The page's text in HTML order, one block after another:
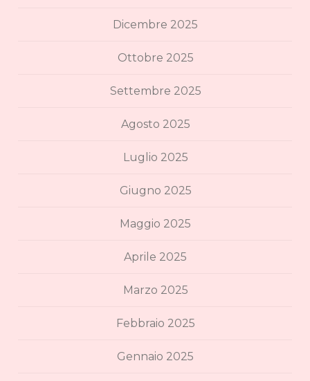
Dicembre 2025
Ottobre 2025
Settembre 2025
Agosto 2025
Luglio 2025
Giugno 2025
Maggio 2025
Aprile 2025
Marzo 2025
Febbraio 2025
Gennaio 2025